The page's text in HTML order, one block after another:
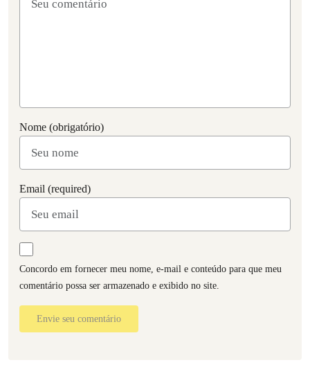
Nome (obrigatório)
Email (required)
Concordo em fornecer meu nome, e-mail e conteúdo para que meu
comentário possa ser armazenado e exibido no site.
Envie seu comentário